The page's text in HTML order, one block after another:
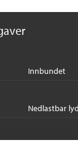
Innbundet
Nedlastbar